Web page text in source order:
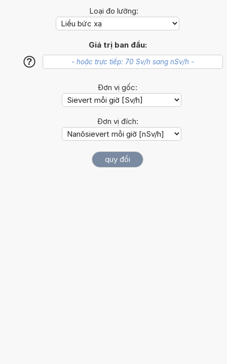
Loại đo lường:
Giá trị ban đầu:
?
Đơn vị gốc:
Đơn vị đích: